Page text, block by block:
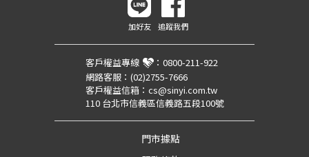
加好友 追蹤我們
客戶權益專線 ： 0800-211-922
網路客服： (02)2755-7666
客戶權益信箱： cs@sinyi.com.tw
110 台北市信義區信義路五段100號
門市據點